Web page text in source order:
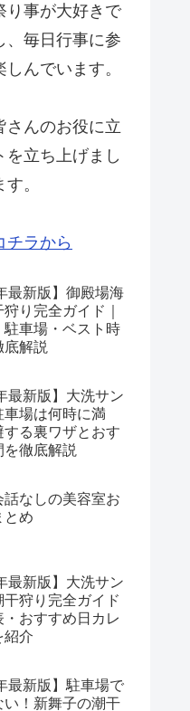
り事が大好きで
、毎日行事に参
んでいます。
さんのお役に立
を立ち上げまし
。
チラから
最新版】御殿場海
り完全ガイド｜
駐車場・ベスト時
底解説
最新版】大洗サン
車場は何時に満
する裏ワザとおす
を徹底解説
話なしの美容室お
とめ
最新版】大洗サン
干狩り完全ガイド
・おすすめ日カレ
紹介
最新版】駐車場で
い！新舞子の潮干